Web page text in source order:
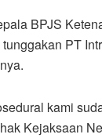
BPJS
PT
kami
Kejaksaan